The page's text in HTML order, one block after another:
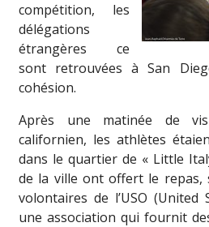
compétition, les
délégations
étrangères ce
sont retrouvées à San
cohésion.
Après une matinée de
californien, les athlètes
dans le quartier de « Little
de la ville ont offert le repas,
volontaires de l’USO (United
une association qui fournit